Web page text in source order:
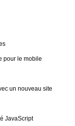
pour le mobile
un nouveau site
JavaScript